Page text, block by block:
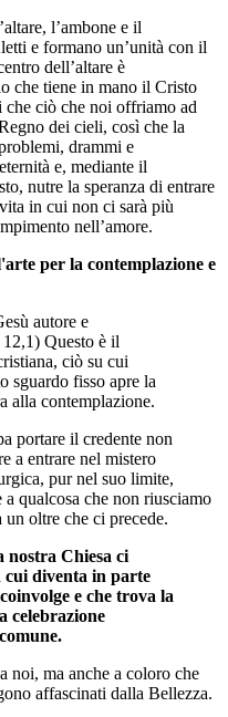
l’ambone e il
e formano un’unità con il
dell’altare è
che tiene in mano il Cristo
che ciò che noi offriamo ad
dei cieli, così che la
drammi e
e, mediante il
nutre la speranza di entrare
in cui non ci sarà più
nell’amore.
per la contemplazione e
autore e
Questo è il
ciò su cui
sguardo fisso apre la
alla contemplazione.
portare il credente non
a entrare nel mistero
pur nel suo limite,
qualcosa che non riusciamo
oltre che ci precede.
nostra Chiesa ci
cui diventa in parte
e che trova la
celebrazione
noi, ma anche a coloro che
affascinati dalla Bellezza.